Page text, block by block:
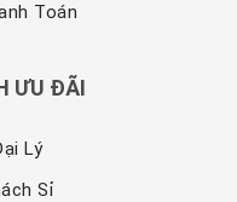
Toán
ƯU ĐÃI
Lý
Sỉ